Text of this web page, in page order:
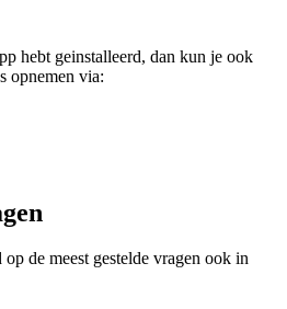
hebt geinstalleerd, dan kun je ook
opnemen via:
de meest gestelde vragen ook in